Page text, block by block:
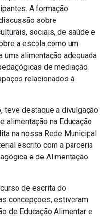
A formação
sobre
sociais, de saúde e
a escola como um
uma alimentação adequada
de mediação
relacionados à
teve destaque a divulgação
alimentação na Educação
na nossa Rede Municipal
escrito com a parceria
e de Alimentação
de escrita do
concepções, estiveram
de Educação Alimentar e